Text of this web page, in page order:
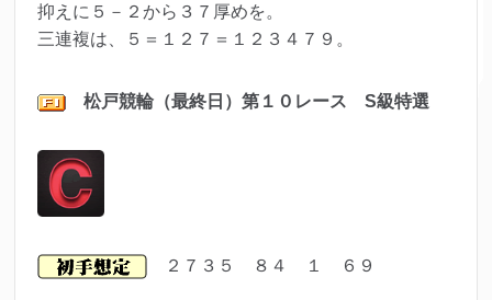
抑えに５－２から３７厚めを。
三連複は、５＝１２７＝１２３４７９。
松戸競輪（最終日）第１０レース S級特選
２７３５ ８４ １ ６９